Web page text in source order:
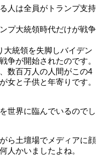
人は全員がトランプ支持
プ大統領時代だけが戦争
大統領を失脚しバイデン
争が開始されたのです。
数百万人の人間がこの4
女と子供と年寄りです。
世界に臨んでいるのでし
ら土壇場でメディアに顔
人かいましたよね。